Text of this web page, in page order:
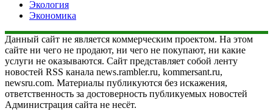
Экология
Экономика
Данный сайт не является коммерческим проектом. На этом
сайте ни чего не продают, ни чего не покупают, ни какие
услуги не оказываются. Сайт представляет собой ленту
новостей RSS канала news.rambler.ru, kommersant.ru,
newsru.com. Материалы публикуются без искажения,
ответственность за достоверность публикуемых новостей
Администрация сайта не несёт.